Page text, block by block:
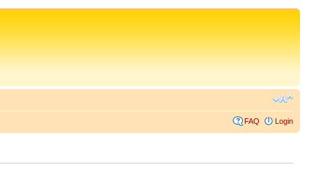
FAQ Login